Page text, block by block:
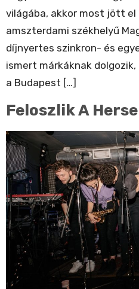
világába, akkor most jött el
amszterdami székhelyű
díjnyertes szinkron- és
ismert márkáknak
a Budapest […]
Feloszlik A